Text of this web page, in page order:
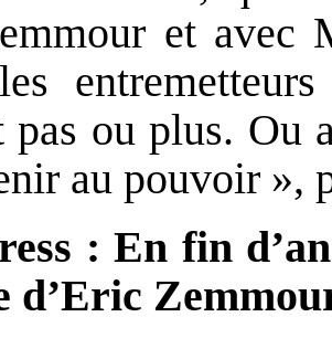
et avec
pas ou plus. Ou
au pouvoir »,
: En fin
d’Eric